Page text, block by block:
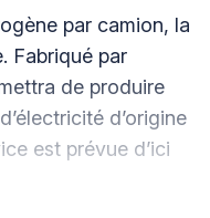
par camion, la
Fabriqué par
de produire
d’origine
est prévue d’ici